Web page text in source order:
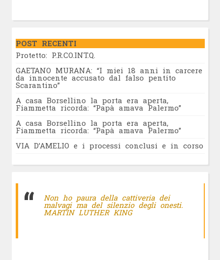
POST RECENTI
Protetto: P.R.CO.INT.Q.
GAETANO MURANA: “I miei 18 anni in carcere
da innocente accusato dal falso pentito
Scarantino”
A casa Borsellino la porta era aperta,
Fiammetta ricorda: “Papà amava Palermo”
A casa Borsellino la porta era aperta,
Fiammetta ricorda: “Papà amava Palermo”
VIA D’AMELIO e i processi conclusi e in corso
Non ho paura della cattiveria dei
malvagi ma del silenzio degli onesti.
MARTIN LUTHER KING